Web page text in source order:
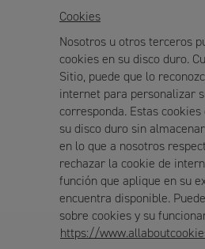
Cookies
Nosotros u otros terceros
cookies en su disco duro.
Sitio, puede que lo
internet para personalizar
corresponda. Estas
su disco duro sin
en lo que a nosotros
rechazar la cookie de
función que aplique en su
encuentra disponible.
sobre cookies y su
https://